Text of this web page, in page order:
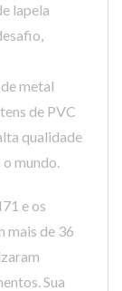
lapela
metal
de PVC
qualidade
mundo.
e os
mais de 36
Sua